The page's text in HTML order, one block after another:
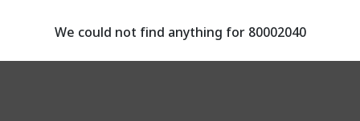
assignment ลงทะเบียน
We could not find anything for 80002040